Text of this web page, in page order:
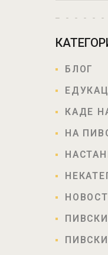
БЛОГ
КАДЕ
НА